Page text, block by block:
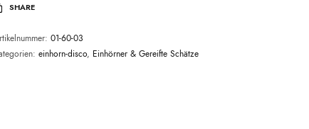
SHARE
01-60-03
einhorn-disco, Einhörner & Gereifte Schätze